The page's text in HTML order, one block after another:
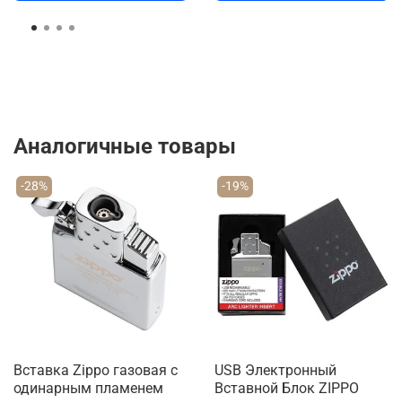
Аналогичные товары
-28%
Вставка Zippo газовая с
одинарным пламенем
-19%
USB Электронный
Вставной Блок ZIPPO